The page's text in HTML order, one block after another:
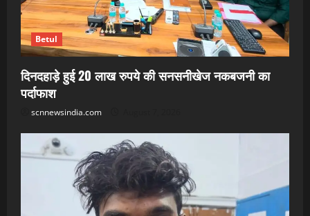
Betul
दिनदहाड़े हुई 20 लाख रुपये की सनसनीखेज नकबजनी का
पर्दाफाश
scnnewsindia.com